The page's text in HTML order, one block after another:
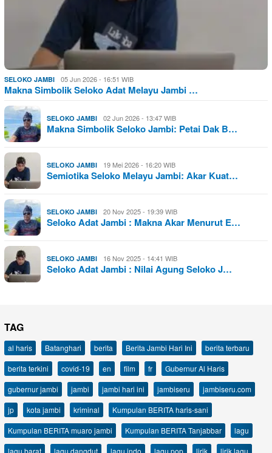
SELOKO JAMBI 05 Jun 2026 - 16:51 WIB
Makna Simbolik Seloko Adat Melayu Jambi …
SELOKO JAMBI 02 Jun 2026 - 13:47 WIB
Makna Simbolik Seloko Jambi: Petai Dak B…
SELOKO JAMBI 19 Mei 2026 - 16:20 WIB
Semiotika Seloko Melayu Jambi: Akar Kuat…
SELOKO JAMBI 20 Nov 2025 - 19:39 WIB
Seloko Adat Jambi : Makna Akar Menurut E…
SELOKO JAMBI 16 Nov 2025 - 14:41 WIB
Seloko Adat Jambi : Nilai Agung Seloko J…
TAG
al haris Batanghari berita Berita Jambi Hari Ini
berita terbaru
berita terkini
covid-19 en film fr
Gubernur Al Haris
gubernur jambi
jambi jambi hari ini jambiseru
jambiseru.com
jp
kota jambi kriminal
Kumpulan BERITA haris-sani
Kumpulan BERITA muaro jambi
Kumpulan BERITA Tanjabbar
lagu